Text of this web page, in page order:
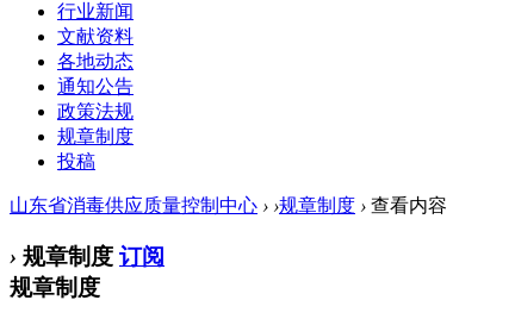
行业新闻
文献资料
各地动态
通知公告
政策法规
规章制度
投稿
山东省消毒供应质量控制中心 › ›规章制度 › 查看内容
› 规章制度 订阅
规章制度